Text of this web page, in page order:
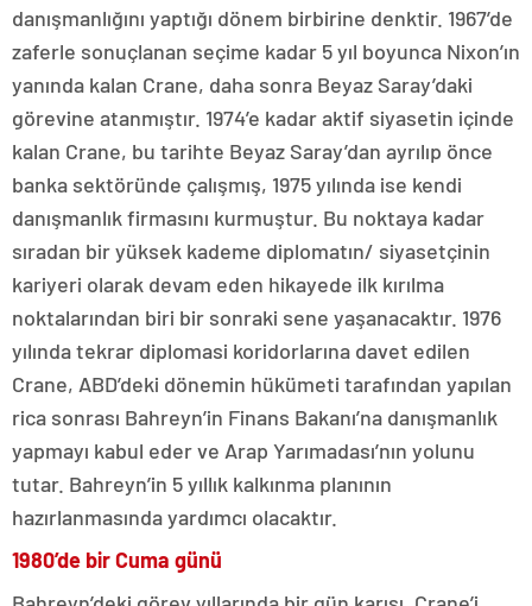
danışmanlığını yaptığı dönem birbirine denktir. 1967’de
zaferle sonuçlanan seçime kadar 5 yıl boyunca Nixon’ın
yanında kalan Crane, daha sonra Beyaz Saray’daki
görevine atanmıştır. 1974’e kadar aktif siyasetin içinde
kalan Crane, bu tarihte Beyaz Saray’dan ayrılıp önce
banka sektöründe çalışmış, 1975 yılında ise kendi
danışmanlık firmasını kurmuştur. Bu noktaya kadar
sıradan bir yüksek kademe diplomatın/ siyasetçinin
kariyeri olarak devam eden hikayede ilk kırılma
noktalarından biri bir sonraki sene yaşanacaktır. 1976
yılında tekrar diplomasi koridorlarına davet edilen
Crane, ABD’deki dönemin hükümeti tarafından yapılan
rica sonrası Bahreyn’in Finans Bakanı’na danışmanlık
yapmayı kabul eder ve Arap Yarımadası’nın yolunu
tutar. Bahreyn’in 5 yıllık kalkınma planının
hazırlanmasında yardımcı olacaktır.
1980’de bir Cuma günü